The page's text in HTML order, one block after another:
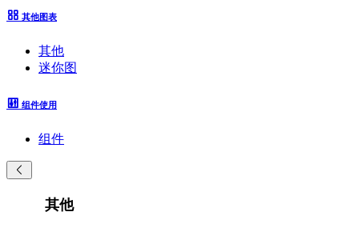
其他图表
其他
迷你图
组件使用
组件
其他